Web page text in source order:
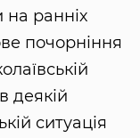
на ранніх
почорніння
деякій
ситуація